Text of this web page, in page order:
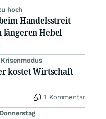
hoch
Handelsstreit
längeren Hebel
kostet Wirtschaft
1 Kommentar